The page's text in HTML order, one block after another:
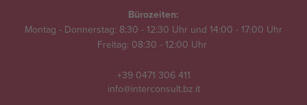
Bürozeiten:
Montag - Donnerstag: 8:30 - 12:30 Uhr und 14:00 - 17:00 Uhr
Freitag: 08:30 - 12:00 Uhr
+39 0471 306 411
info@interconsult.bz.it